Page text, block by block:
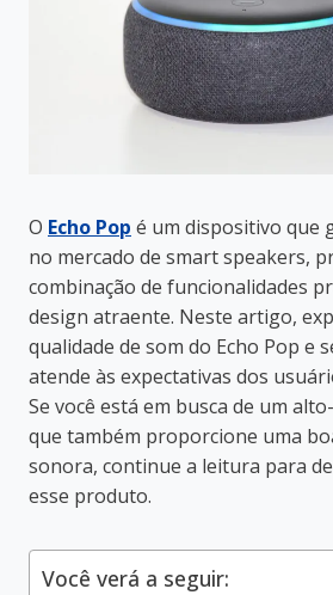
O Echo Pop é um dispositivo que
no mercado de smart speakers,
combinação de funcionalidades
design atraente. Neste artigo,
qualidade de som do Echo Pop e
atende às expectativas dos
Se você está em busca de um
que também proporcione uma
sonora, continue a leitura para
esse produto.
Você verá a seguir: